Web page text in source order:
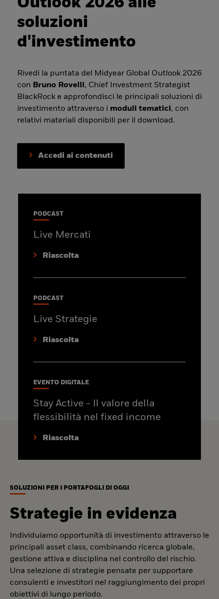
soluzioni
d'investimento
Rivedi la puntata del Midyear Global Outlook 2026
con Bruno Rovelli, Chief Investment Strategist
BlackRock e approfondisci le principali soluzioni di
investimento attraverso i moduli tematici, con
relativi materiali disponibili per il download.
Accedi ai contenuti
PODCAST
Live Mercati
Riascolta
PODCAST
Live Strategie
Riascolta
EVENTO DIGITALE
Stay Active - Il valore della
flessibilità nel fixed income
Riascolta
SOLUZIONI PER I PORTAFOGLI DI OGGI
Strategie in evidenza
Individuiamo opportunità di investimento attraverso le
principali asset class, combinando ricerca globale,
gestione attiva e disciplina nel controllo del rischio.
Una selezione di strategie pensate per supportare
consulenti e investitori nel raggiungimento dei propri
obiettivi di lungo periodo.